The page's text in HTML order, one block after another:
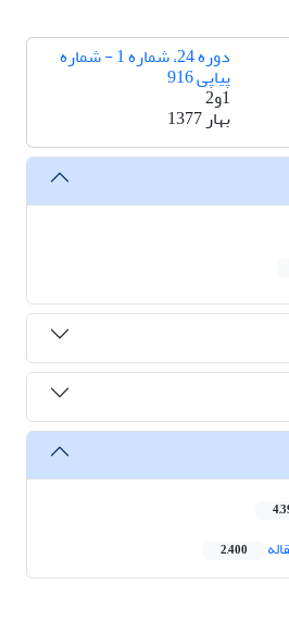
دوره 24، شماره 1 - شماره
پیاپی 916
1و2
بهار 1377
2,400